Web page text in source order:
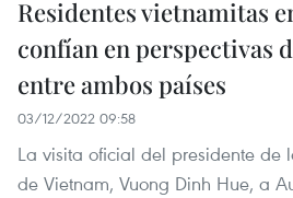
Residentes vietnamitas
confían en perspectivas
entre ambos países
03/12/2022 09:58
La visita oficial del presidente de
de Vietnam, Vuong Dinh Hue, a